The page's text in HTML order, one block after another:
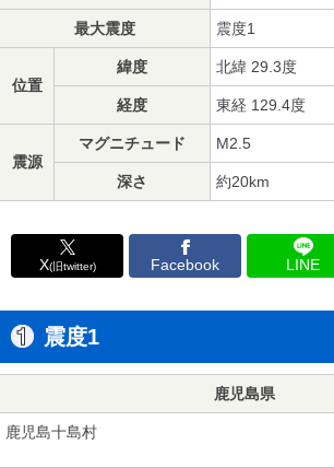
最大震度 震度1
位置
緯度 北緯 29.3度
経度 東経 129.4度
震源
マグニチュード M2.5
深さ 約20km
X(旧twitter) Facebook LINE
震度1
鹿児島県
鹿児島十島村